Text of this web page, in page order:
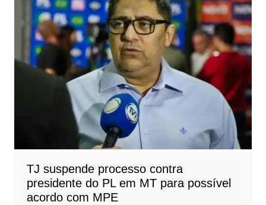
TJ suspende processo contra
presidente do PL em MT para possível
acordo com MPE